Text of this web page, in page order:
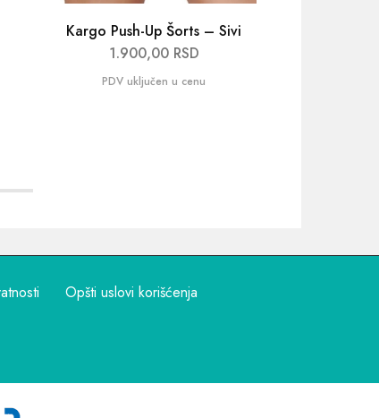
Kargo Push-Up Šorts – Sivi
1.900,00 RSD
Opšti uslovi korišćenja